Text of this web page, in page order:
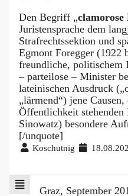
Den Begriff „clamorose
Juristensprache dem
Strafrechtssektion und
Egmont Foregger (1922
freundliche, politischem
– parteilose – Minister
lateinischen Ausdruck
„lärmend“) jene
Öffentlichkeit stehenden
Sinowatz) besondere
[/unquote]
Koschutnig
Graz, September